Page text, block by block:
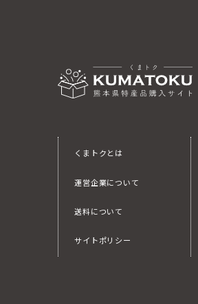
くまトクとは
運営企業について
送料について
サイトポリシー